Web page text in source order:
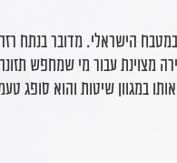
הישראלי. מדובר בנתח
מצוינת עבור מי שמחפש
במגוון שיטות והוא סופג